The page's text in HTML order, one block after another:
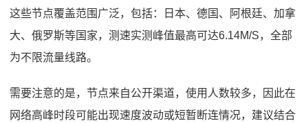
这些节点覆盖范围广泛，包括：日本、德国、阿根廷、加拿
大、俄罗斯等国家，测速实测峰值最高可达6.14M/S，全部
为不限流量线路。
需要注意的是，节点来自公开渠道，使用人数较多，因此在
网络高峰时段可能出现速度波动或短暂断连情况，建议结合